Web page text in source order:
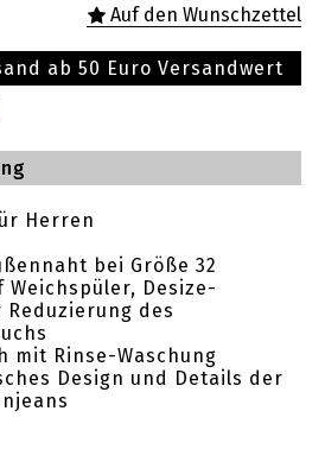
ab 50 Euro Versandwert
Herren
bei Größe 32
Desize-
Reduzierung des
mit Rinse-Waschung
Design und Details der